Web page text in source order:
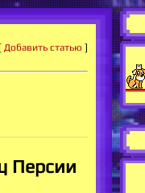
[ Добавить статью ]
Персии